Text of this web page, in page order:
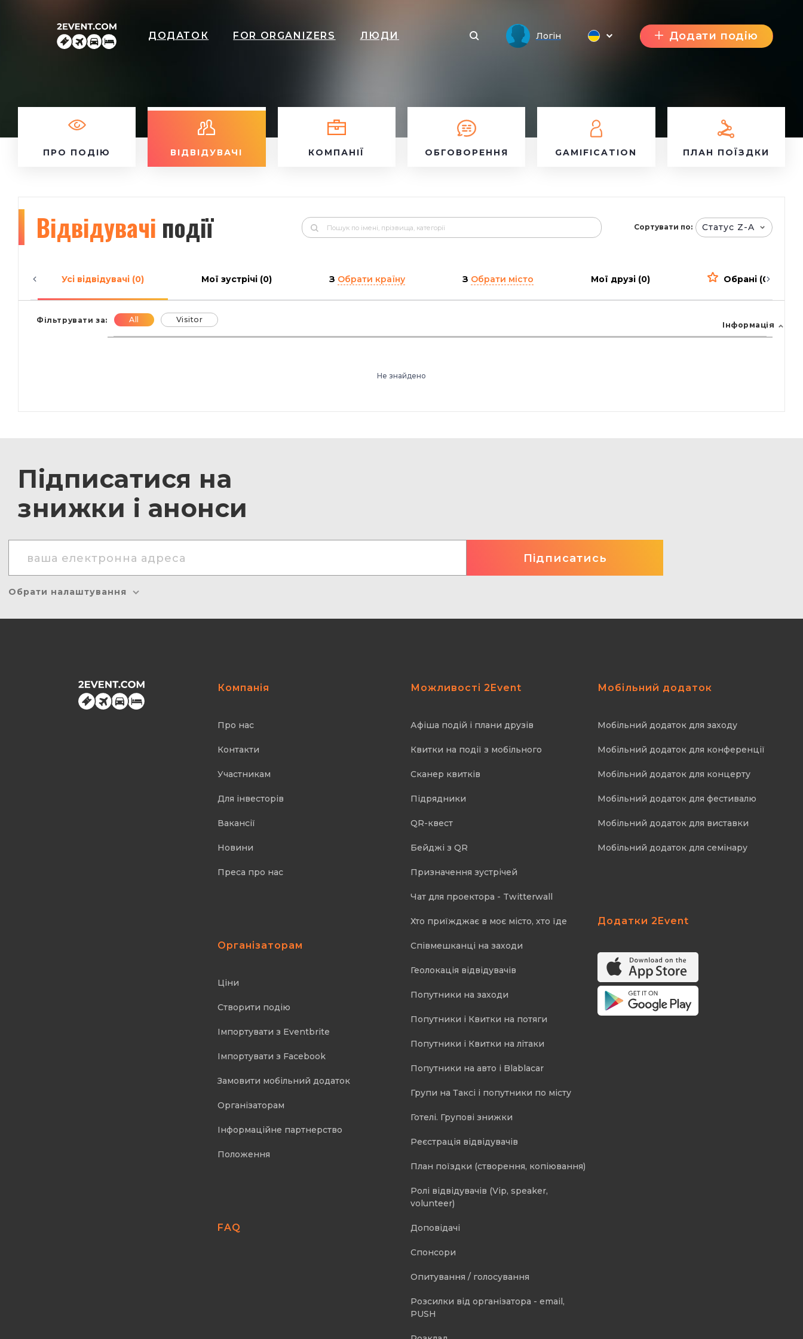
ДОДАТОК FOR ORGANIZERS ЛЮДИ Логін Додати подію
ПРО ПОДІЮ ВІДВІДУВАЧІ КОМПАНІЇ ОБГОВОРЕННЯ GAMIFICATION ПЛАН ПОЇЗДКИ
Відвідувачі події Сортувати по: Статус Z-A
Усі відвідувачі (0) Мої зустрічі (0) З Обрати країну З Обрати місто Мої друзі (0) Обрані (0)
Фільтрувати за: All Visitor
Інформація
Не знайдено
Підписатися на
знижки і анонси
Обрати налаштування
Компанія
Про нас
Контакти
Участникам
Для інвесторів
Вакансії
Новини
Преса про нас
Організаторам
Ціни
Створити подію
Імпортувати з Eventbrite
Імпортувати з Facebook
Замовити мобільний додаток
Організаторам
Інформаційне партнерство
Положення
FAQ
Можливості 2Event
Афіша подій і плани друзів
Квитки на події з мобільного
Cканер квитків
Підрядники
QR-квест
Бейджі з QR
Призначення зустрічей
Чат для проектора - Twitterwall
Хто приїжджає в моє місто, хто їде
Співмешканці на заходи
Геолокація відвідувачів
Попутники на заходи
Попутники і Квитки на потяги
Попутники і Квитки на літаки
Попутники на авто і Blablacar
Групи на Таксі і попутники по місту
Готелі. Групові знижки
Реєстрація відвідувачів
План поїздки (створення, копіювання)
Ролі відвідувачів (Vip, speaker,
volunteer)
Доповідачі
Спонсори
Опитування / голосування
Розсилки від організатора - email,
PUSH
Мобільний додаток
Мобільний додаток для заходу
Мобільний додаток для конференції
Мобільний додаток для концерту
Мобільний додаток для фестивалю
Мобільний додаток для виставки
Мобільний додаток для семінару
Додатки 2Event